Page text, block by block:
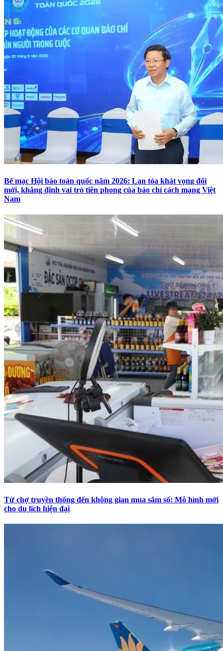
Bế mạc Hội báo toàn quốc năm 2026: Lan tỏa khát vọng đổi
mới, khẳng định vai trò tiên phong của báo chí cách mạng Việt
Nam
Từ chợ truyền thống đến không gian mua sắm số: Mô hình mới
cho du lịch hiện đại